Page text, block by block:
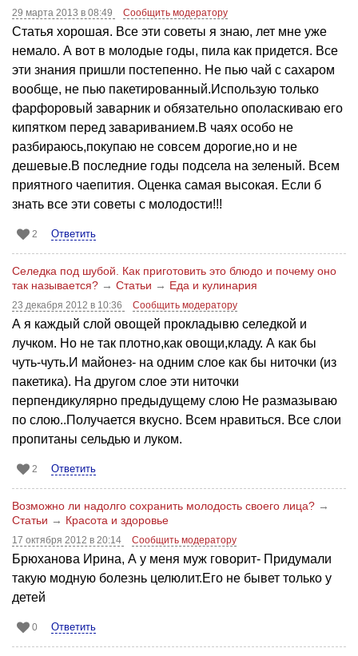
29 марта 2013 в 08:49 Сообщить модератору
Статья хорошая. Все эти советы я знаю, лет мне уже
немало. А вот в молодые годы, пила как придется. Все
эти знания пришли постепенно. Не пью чай с сахаром
вообще, не пью пакетированный.Использую только
фарфоровый заварник и обязательно ополаскиваю его
кипятком перед завариванием.В чаях особо не
разбираюсь,покупаю не совсем дорогие,но и не
дешевые.В последние годы подсела на зеленый. Всем
приятного чаепития. Оценка самая высокая. Если б
знать все эти советы с молодости!!!
2 Ответить
Селедка под шубой. Как приготовить это блюдо и почему оно
так называется? → Статьи → Еда и кулинария
23 декабря 2012 в 10:36 Сообщить модератору
А я каждый слой овощей прокладывю селедкой и
лучком. Но не так плотно,как овощи,кладу. А как бы
чуть-чуть.И майонез- на одним слое как бы ниточки (из
пакетика). На другом слое эти ниточки
перпендикулярно предыдущему слою Не размазываю
по слою..Получается вкусно. Всем нравиться. Все слои
пропитаны сельдью и луком.
2 Ответить
Возможно ли надолго сохранить молодость своего лица? →
Статьи → Красота и здоровье
17 октября 2012 в 20:14 Сообщить модератору
Брюханова Ирина, А у меня муж говорит- Придумали
такую модную болезнь целюлит.Его не бывет только у
детей
0 Ответить